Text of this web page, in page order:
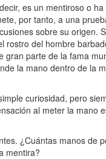
es un mentiroso o
por tanto, a una
sobre su origen.
rostro del hombre
gran parte de la fama
la mano dentro de la
curiosidad, pero
al meter la mano
¿Cuántas manos de
mentira?